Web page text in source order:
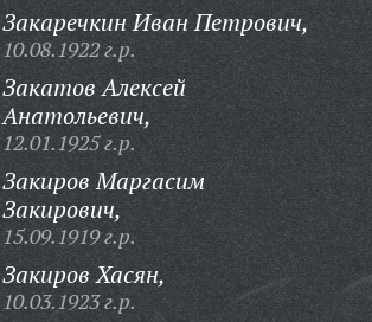
Закаречкин Иван Петрович,
10.08.1922 г.р.
Закатов Алексей
Анатольевич,
12.01.1925 г.р.
Закиров Маргасим
Закирович,
15.09.1919 г.р.
Закиров Хасян,
10.03.1923 г.р.